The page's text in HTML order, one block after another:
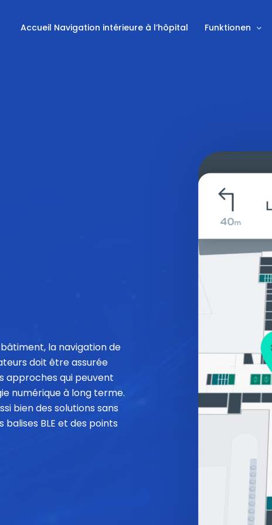
Accueil Navigation intérieure à l’hôpital Funktionen
bâtiment, la navigation de
doit être assurée
approches qui peuvent
numérique à long terme.
bien des solutions sans
BLE et des points